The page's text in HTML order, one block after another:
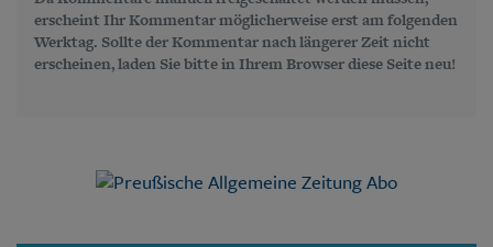
erscheint Ihr Kommentar möglicherweise erst am folgenden
Werktag. Sollte der Kommentar nach längerer Zeit nicht
erscheinen, laden Sie bitte in Ihrem Browser diese Seite neu!